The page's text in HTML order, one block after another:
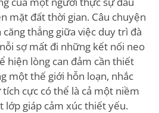
mặt đất thời gian. Câu chuyện
thẳng giữa việc duy trì đà
sợ mất đi những kết nối neo
hiện lòng can đảm cần thiết
một thế giới hỗn loạn, nhắc
cực có thể là cả một niềm
lớp giáp cảm xúc thiết yếu.